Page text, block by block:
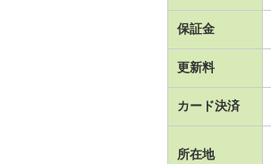
保証金
更新料
カード決済
所在地